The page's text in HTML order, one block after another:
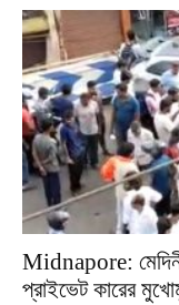
Midnapore:
প্রাইভেট কারের